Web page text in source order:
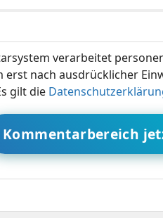
verarbeitet
erst nach ausdrücklicher
gilt die
Kommentarbereich